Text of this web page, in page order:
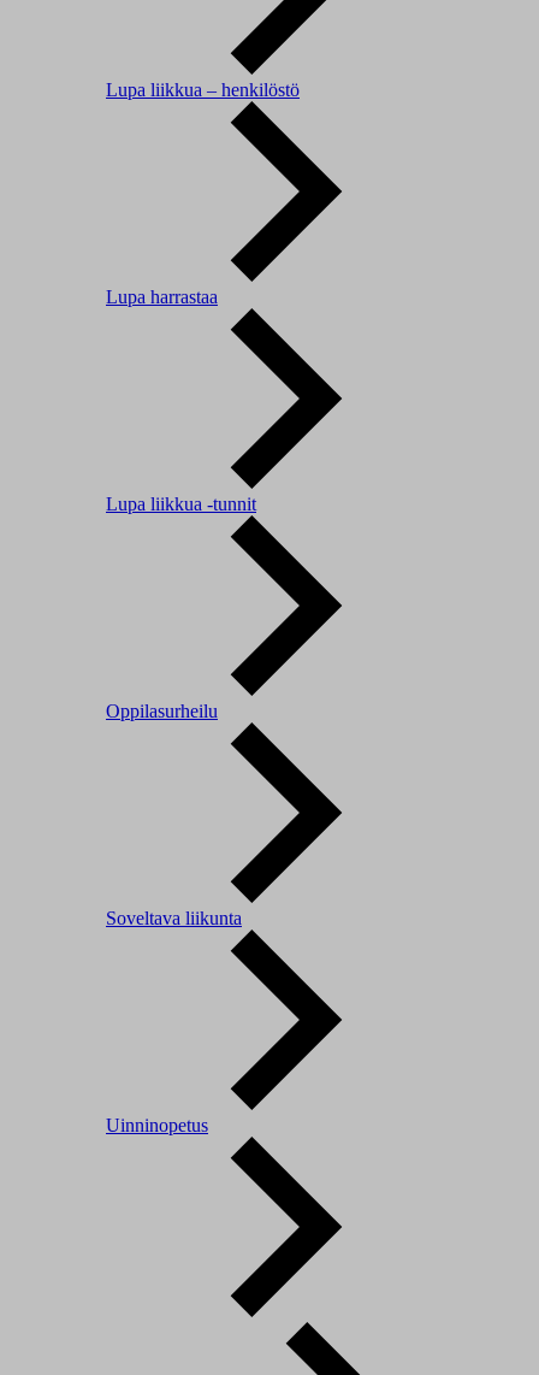
Lupa liikkua – henkilöstö
Lupa harrastaa
Lupa liikkua -tunnit
Oppilasurheilu
Soveltava liikunta
Uinninopetus